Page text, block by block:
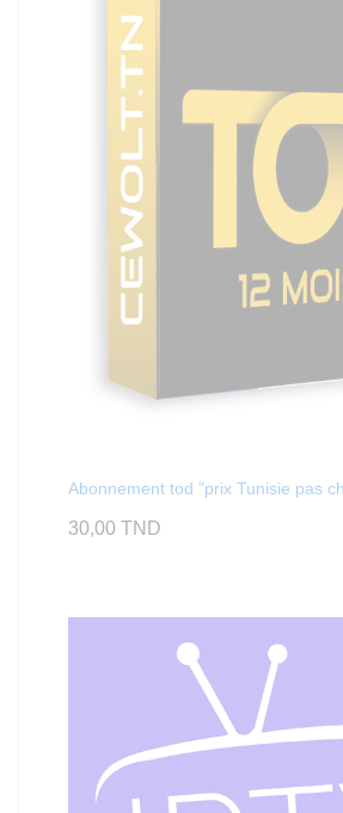
Abonnement tod "prix Tunisie pas
30,00 TND